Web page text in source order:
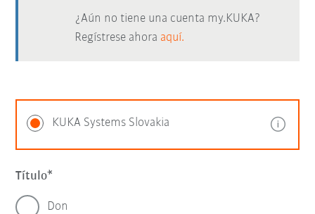
¿Aún no tiene una cuenta my.KUKA?
Regístrese ahora aquí.
KUKA Systems Slovakia
Título
Don